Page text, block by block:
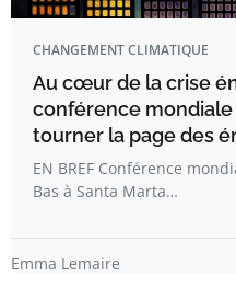
CHANGEMENT CLIMATIQUE
Au cœur de la crise
conférence
tourner la page des
EN BREF Conférence
Bas à Santa Marta…
Emma Lemaire